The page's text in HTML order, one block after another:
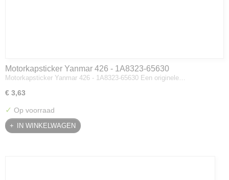
Motorkapsticker Yanmar 426 - 1A8323-65630
Motorkapsticker Yanmar 426 - 1A8323-65630 Een originele…
€ 3,63
✓ Op voorraad
IN WINKELWAGEN